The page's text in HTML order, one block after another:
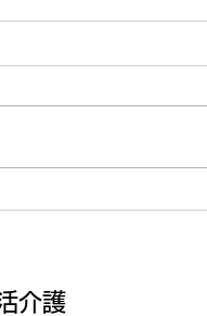
【ラ
介護